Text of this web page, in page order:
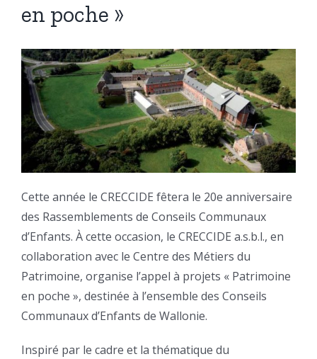
en poche »
Cette année le CRECCIDE fêtera le 20e anniversaire
des Rassemblements de Conseils Communaux
d’Enfants. À cette occasion, le CRECCIDE a.s.b.l., en
collaboration avec le Centre des Métiers du
Patrimoine, organise l’appel à projets « Patrimoine
en poche », destinée à l’ensemble des Conseils
Communaux d’Enfants de Wallonie.
Inspiré par le cadre et la thématique du